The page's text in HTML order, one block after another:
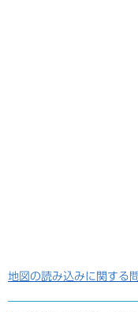
地図の読み込みに関する